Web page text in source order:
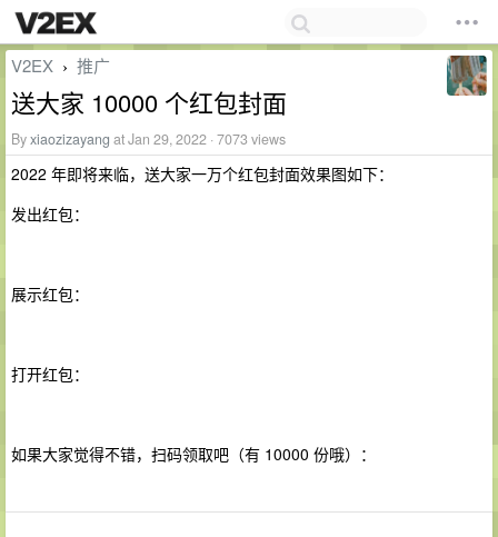
V2EX › 推广
送大家 10000 个红包封面
Byxiaozizayang at Jan 29, 2022 · 7073 views
2022 年即将来临，送大家一万个红包封面效果图如下：
发出红包：
展示红包：
打开红包：
如果大家觉得不错，扫码领取吧（有 10000 份哦）：